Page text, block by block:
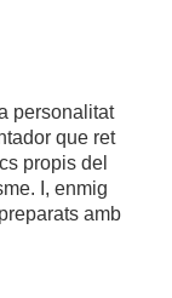
personalitat
que ret
propis del
I, enmig
amb